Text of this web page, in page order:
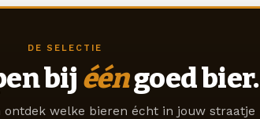
DE SELECTIE
bij ééngoed bier.
ontdek welke bieren écht in jouw straatje